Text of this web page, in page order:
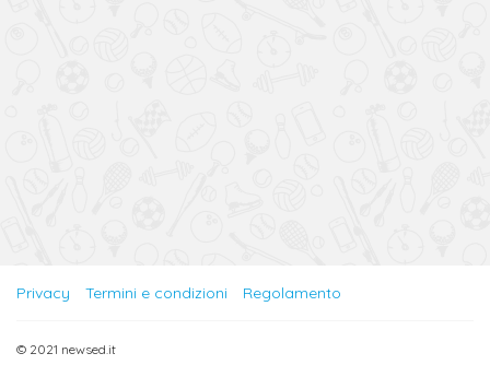
Privacy Termini e condizioni Regolamento
© 2021 newsed.it